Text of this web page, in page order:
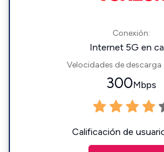
Conexión:
Internet 5G en
Velocidades de descarga
300Mbps
Calificación de